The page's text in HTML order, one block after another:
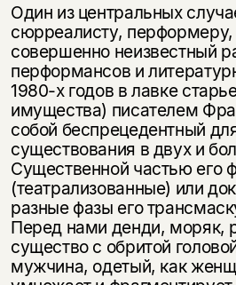
Один из центральных
сюрреалисту,
совершенно неизвестный
перформансов и
1980-х годов в лавке
имущества) писателем
собой беспрецедентный
существования в двух и
Существенной частью его
(театрализованные) или
разные фазы его
Перед нами денди, моряк,
существо с обритой
мужчина, одетый, как